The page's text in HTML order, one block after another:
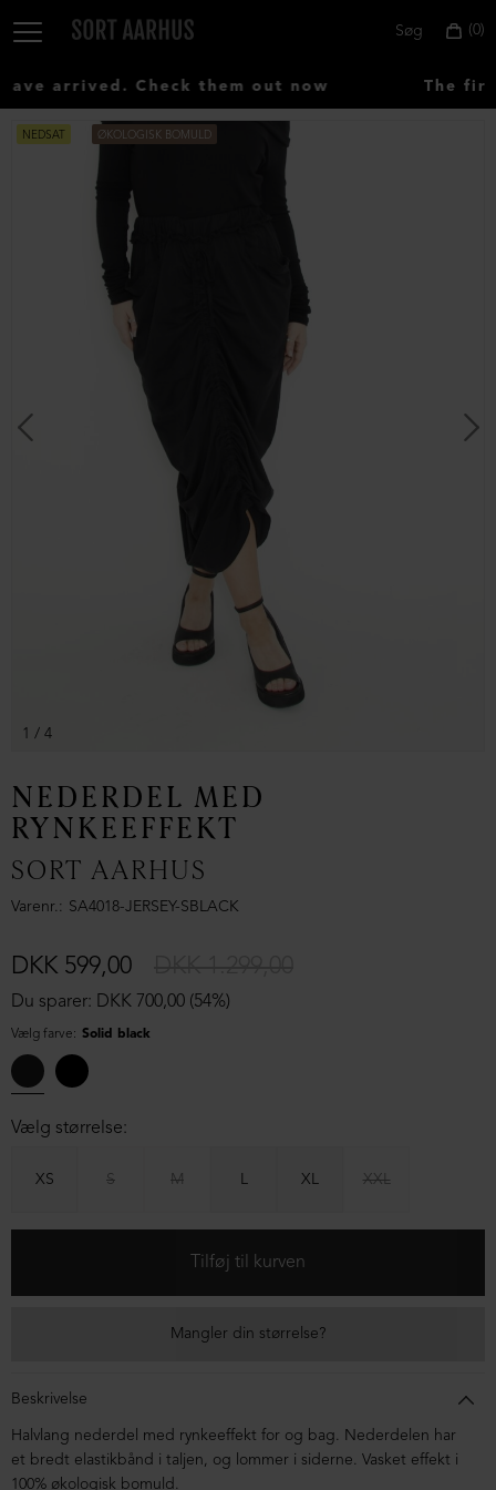
Denmark
0
Søg
arrived. Check them out now The first
NEDSAT ØKOLOGISK BOMULD
1 / 4
NEDERDEL MED
RYNKEEFFEKT
SORT AARHUS
Varenr. SA4018-JERSEY-SBLACK
Du sparer: DKK 700,00 (54%)
DKK 599,00
Vælg farve: Solid black
Vælg størrelse:
XS S M L XL XXL
Mangler din størrelse?
Beskrivelse
Halvlang nederdel med rynkeeffekt for og bag. Nederdelen har
et bredt elastikbånd i taljen, og lommer i siderne. Vasket effekt i
100% økologisk bomuld.